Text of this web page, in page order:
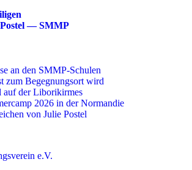
— SMMP
an den SMMP-Schulen
zum Begegnungsort wird
auf der Liborikirmes
2026 in der Normandie
von Julie Postel
e.V.